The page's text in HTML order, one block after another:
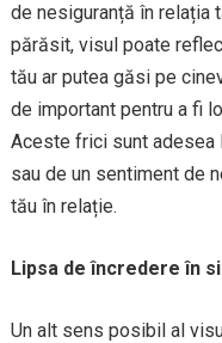
de nesiguranță în relația
părăsit, visul poate
tău ar putea găsi pe
de important pentru a fi
Aceste frici sunt adesea
sau de un sentiment de
tău în relație.
Lipsa de încredere în
Un alt sens posibil al